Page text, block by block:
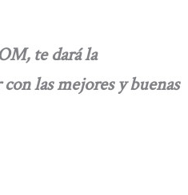
te dará la
las mejores y buenas